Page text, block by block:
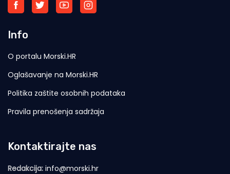
Info
O portalu Morski.HR
Oglašavanje na Morski.HR
Politika zaštite osobnih podataka
Pravila prenošenja sadržaja
Kontaktirajte nas
Redakcija: info@morski.hr